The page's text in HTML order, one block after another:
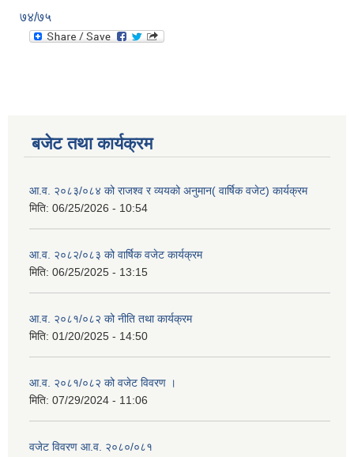
७४/७५
बजेट तथा कार्यक्रम
आ.व. २०८३/०८४ को राजश्व र व्ययको अनुमान( वार्षिक वजेट) कार्यक्रम
मिति: 06/25/2026 - 10:54
आ.व. २०८२/०८३ को वार्षिक वजेट कार्यक्रम
मिति: 06/25/2025 - 13:15
आ.व. २०८१/०८२ को नीति तथा कार्यक्रम
मिति: 01/20/2025 - 14:50
आ.व. २०८१/०८२ को वजेट विवरण ।
मिति: 07/29/2024 - 11:06
वजेट विवरण आ.व. २०८०/०८१